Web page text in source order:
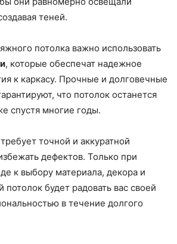
теней.
потолка важно использовать
, которые обеспечат надежное
к каркасу. Прочные и долговечные
что потолок останется
спустя многие годы.
точной и аккуратной
дефектов. Только при
к выбору материала, декора и
будет радовать вас своей
в течение долгого